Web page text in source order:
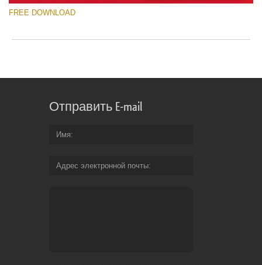
FREE DOWNLOAD
Отправить E-mail
Имя
Адрес электронной почты